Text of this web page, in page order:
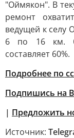
"Оймякон". В
ремонт
ведущей к селу
6 по 16 км.
составляет 60%.
Подробнее по
Подпишись на
| Предложить
Источник: